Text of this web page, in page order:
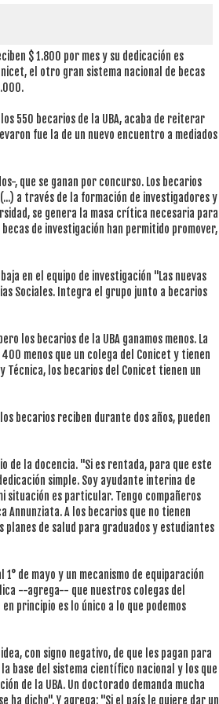
$ 1.800 por mes y su dedicación es
el otro gran sistema nacional de becas
550 becarios de la UBA, acaba de reiterar
fue la de un nuevo encuentro a mediados
, que se ganan por concurso. Los becarios
a través de la formación de investigadores y
se genera la masa crítica necesaria para
de investigación han permitido promover,
en el equipo de investigación "Las nuevas
Sociales. Integra el grupo junto a becarios
los becarios de la UBA ganamos menos. La
menos que un colega del Conicet y tienen
Técnica, los becarios del Conicet tienen un
becarios reciben durante dos años, pueden
de la docencia. "Si es rentada, para que este
simple. Soy ayudante interina de
situación es particular. Tengo compañeros
Annunziata. A los becarios que no tienen
de salud para graduados y estudiantes
de mayo y un mecanismo de equiparación
--agrega-- que nuestros colegas del
principio es lo único a lo que podemos
con signo negativo, de que les pagan para
base del sistema científico nacional y los que
de la UBA. Un doctorado demanda mucha
ha dicho". Y agrega: "Si el país le quiere dar un